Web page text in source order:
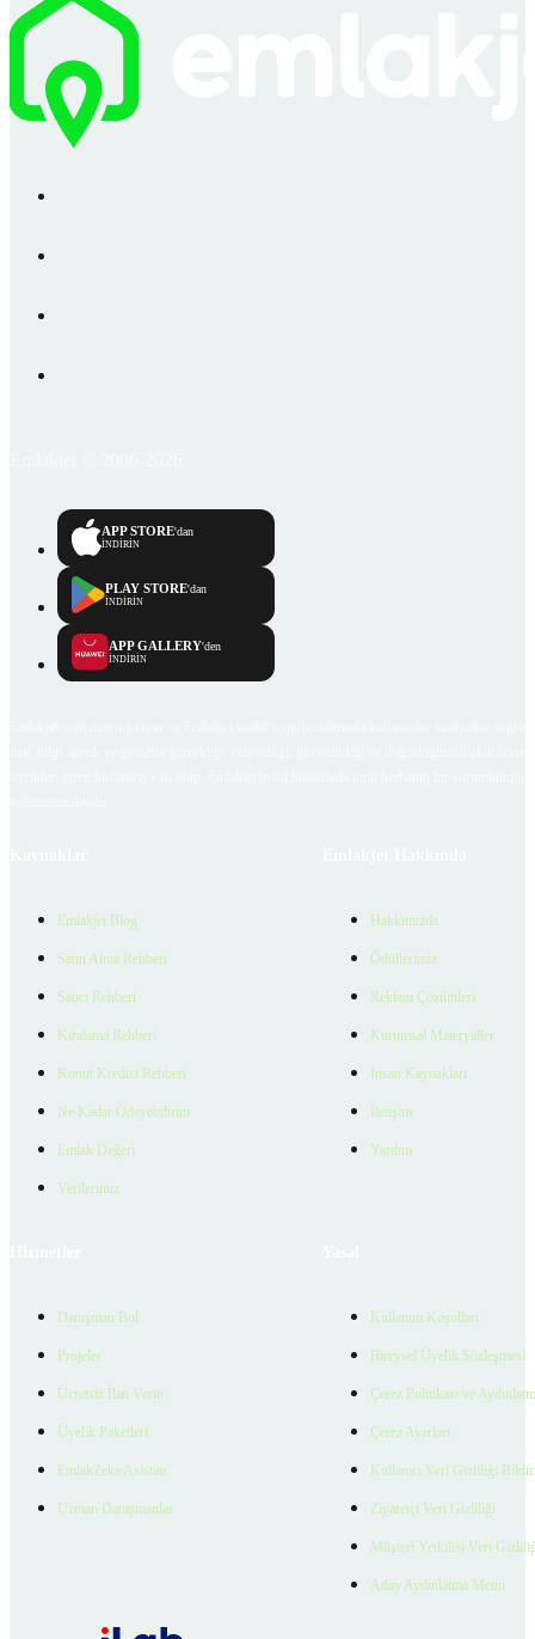
APP STORE'dan
İNDİRİN
PLAY STORE'dan
İNDİRİN
APP GALLERY'den
İNDİRİN
Emlakjet Blog
Satın Alma Rehberi
Satıcı Rehberi
Kiralama Rehberi
Konut Kredisi Rehberi
Ne Kadar Ödeyebilirim
Emlak Değeri
Verilerimiz
Hakkımızda
Ödüllerimiz
Reklam Çözümleri
Kurumsal Materyaller
İnsan Kaynakları
İletişim
Yardım
Danışman Bul
Projeler
Ücretsiz İlan Verin
Üyelik Paketleri
EmlakZeka Asistan
Uzman Danışmanlar
Kullanım Koşulları
Bireysel Üyelik Sözleşmesi
Çerez Politikası ve
Çerez Ayarları
Kullanıcı Veri Gizliliği
Ziyaretçi Veri Gizliliği
Müşteri Yetkilisi Veri
Aday Aydınlatma Metni